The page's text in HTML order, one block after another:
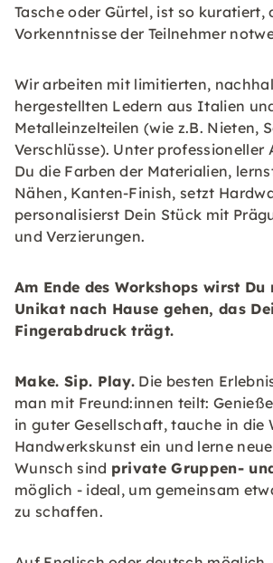
Tasche oder Gürtel, ist so kuratiert,
Vorkenntnisse der Teilnehmer
Wir arbeiten mit limitierten,
hergestellten Ledern aus Italien
Metalleinzelteilen (wie z.B. Nieten,
Verschlüsse). Unter professioneller
Du die Farben der Materialien,
Nähen, Kanten-Finish, setzt
personalisierst Dein Stück mit
und Verzierungen.
Am Ende des Workshops wirst Du
Unikat nach Hause gehen, das
Fingerabdruck trägt.
Make. Sip. Play. Die besten
man mit Freund:innen teilt:
in guter Gesellschaft, tauche in die
Handwerkskunst ein und lerne
Wunsch sind private Gruppen-
möglich - ideal, um gemeinsam
zu schaffen.